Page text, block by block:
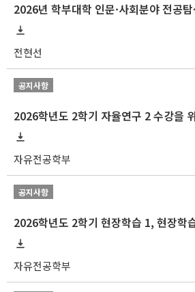
전현선
공지사항
자유전공학부
공지사항
자유전공학부